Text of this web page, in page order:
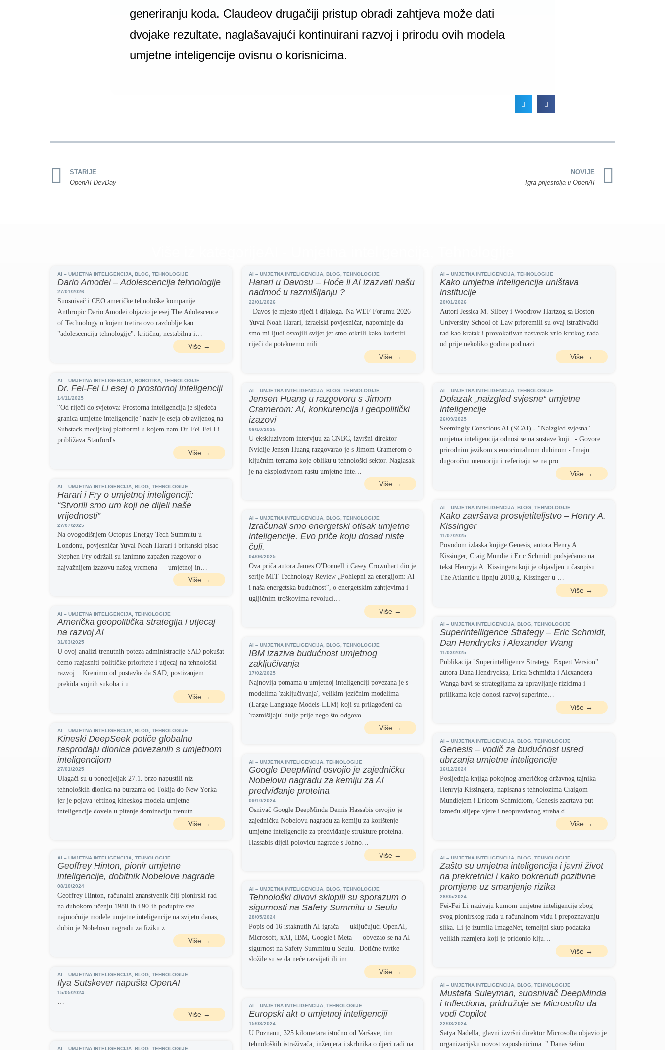
generiranju koda. Claudeov drugačiji pristup obradi zahtjeva može dati
dvojake rezultate, naglašavajući kontinuirani razvoj i prirodu ovih modela
umjetne inteligencije ovisnu o korisnicima.
STARIJE
OpenAI DevDay
NOVIJE
Igra prijestolja u OpenAI
AI – UMJETNA INTELIGENCIJA BLOG TEHNOLOGIJE
Dario Amodei – Adolescencija tehnologije
27/01/2026
Suosnivač i CEO američke tehnološke kompanije
Anthropic Dario Amodei objavio je esej The Adolescence
of Technology u kojem tretira ovo razdoblje kao
"adolescenciju tehnologije": kritičnu, nestabilnu i…
Više →
AI – UMJETNA INTELIGENCIJA, BLOG TEHNOLOGIJE
Harari u Davosu – Hoće li AI izazvati našu
nadmoć u razmišljanju ?
22/01/2026
Davos je mjesto riječi i dijaloga. Na WEF Forumu 2026
Yuval Noah Harari, izraelski povjesničar, napominje da
smo mi ljudi osvojili svijet jer smo otkrili kako koristiti
riječi da potaknemo mili…
Više →
AI – UMJETNA INTELIGENCIJA ,TEHNOLOGIJE
Kako umjetna inteligencija uništava
institucije
20/01/2026
Autori Jessica M. Silbey i Woodrow Hartzog sa Boston
University School of Law pripremili su ovaj istraživački
rad kao kratak i provokativan nastavak vrlo kratkog rada
od prije nekoliko godina pod nazi…
Više →
AI – UMJETNA INTELIGENCIJA ROBOTIKA TEHNOLOGIJE
Dr. Fei-Fei Li esej o prostornoj inteligenciji
14/11/2025
''Od riječi do svjetova: Prostorna inteligencija je sljedeća
granica umjetne inteligencije" naziv je eseja objavljenog na
Substack medijskoj platformi u kojem nam Dr. Fei-Fei Li
približava Stanford's …
Više →
AI – UMJETNA INTELIGENCIJA, BLOG TEHNOLOGIJE
Jensen Huang u razgovoru s Jimom
Cramerom: AI, konkurencija i geopolitički
izazovi
08/10/2025
U ekskluzivnom intervjuu za CNBC, izvršni direktor
Nvidije Jensen Huang razgovarao je s Jimom Cramerom o
ključnim temama koje oblikuju tehnološki sektor. Naglasak
je na eksplozivnom rastu umjetne inte…
Više →
AI – UMJETNA INTELIGENCIJA ,TEHNOLOGIJE
Dolazak „naizgled svjesne“ umjetne
inteligencije
26/09/2025
Seemingly Conscious AI (SCAI) - "Naizgled svjesna"
umjetna inteligencija odnosi se na sustave koji : - Govore
prirodnim jezikom s emocionalnom dubinom - Imaju
dugoročnu memoriju i referiraju se na pro…
Više →
AI – UMJETNA INTELIGENCIJA BLOG TEHNOLOGIJE
Harari i Fry o umjetnoj inteligenciji:
“Stvorili smo um koji ne dijeli naše
vrijednosti”
27/07/2025
Na ovogodišnjem Octopus Energy Tech Summitu u
Londonu, povjesničar Yuval Noah Harari i britanski pisac
Stephen Fry održali su iznimno zapažen razgovor o
najvažnijem izazovu našeg vremena — umjetnoj in…
Više →
AI – UMJETNA INTELIGENCIJA ,BLOG ,TEHNOLOGIJE
Kako završava prosvjetiteljstvo – Henry A.
Kissinger
11/07/2025
Povodom izlaska knjige Genesis, autora Henry A.
Kissinger, Craig Mundie i Eric Schmidt podsjećamo na
tekst Henryja A. Kissingera koji je objavljen u časopisu
The Atlantic u lipnju 2018.g. Kissinger u …
Više →
AI – UMJETNA INTELIGENCIJA, BLOG TEHNOLOGIJE
Izračunali smo energetski otisak umjetne
inteligencije. Evo priče koju dosad niste
čuli.
04/06/2025
Ova priča autora James O'Donnell i Casey Crownhart dio je
serije MIT Technology Review „Pohlepni za energijom: AI
i naša energetska budućnost“, o energetskim zahtjevima i
ugljičnim troškovima revoluci…
Više →
AI – UMJETNA INTELIGENCIJA TEHNOLOGIJE
Američka geopolitička strategija i utjecaj
na razvoj AI
31/03/2025
U ovoj analizi trenutnih poteza administracije SAD pokušat
ćemo razjasniti političke prioritete i utjecaj na tehnološki
razvoj. Krenimo od postavke da SAD, postizanjem
prekida vojnih sukoba i u…
Više →
AI – UMJETNA INTELIGENCIJA ,BLOG ,TEHNOLOGIJE
Superintelligence Strategy – Eric Schmidt,
Dan Hendrycks i Alexander Wang
11/03/2025
Publikacija "Superintelligence Strategy: Expert Version"
autora Dana Hendrycksa, Erica Schmidta i Alexandera
Wanga bavi se strategijama za upravljanje rizicima i
prilikama koje donosi razvoj superinte…
Više →
AI – UMJETNA INTELIGENCIJA, BLOG TEHNOLOGIJE
IBM izaziva budućnost umjetnog
zaključivanja
17/02/2025
Najnovija pomama u umjetnoj inteligenciji povezana je s
modelima 'zaključivanja', velikim jezičnim modelima
(Large Language Models-LLM) koji su prilagođeni da
'razmišljaju' dulje prije nego što odgovo…
Više →
AI – UMJETNA INTELIGENCIJA BLOG TEHNOLOGIJE
Kineski DeepSeek potiče globalnu
rasprodaju dionica povezanih s umjetnom
inteligencijom
27/01/2025
Ulagači su u ponedjeljak 27.1. brzo napustili niz
tehnoloških dionica na burzama od Tokija do New Yorka
jer je pojava jeftinog kineskog modela umjetne
inteligencije dovela u pitanje dominaciju trenutn…
Više →
AI – UMJETNA INTELIGENCIJA ,BLOG ,TEHNOLOGIJE
Genesis – vodič za budućnost usred
ubrzanja umjetne inteligencije
16/12/2024
Posljednja knjiga pokojnog američkog državnog tajnika
Henryja Kissingera, napisana s tehnolozima Craigom
Mundiejem i Ericom Schmidtom, Genesis zacrtava put
između slijepe vjere i neopravdanog straha d…
Više →
AI – UMJETNA INTELIGENCIJA, TEHNOLOGIJE
Google DeepMind osvojio je zajedničku
Nobelovu nagradu za kemiju za AI
predviđanje proteina
09/10/2024
Osnivač Google DeepMinda Demis Hassabis osvojio je
zajedničku Nobelovu nagradu za kemiju za korištenje
umjetne inteligencije za predviđanje strukture proteina.
Hassabis dijeli polovicu nagrade s Johno…
Više →
AI – UMJETNA INTELIGENCIJA TEHNOLOGIJE
Geoffrey Hinton, pionir umjetne
inteligencije, dobitnik Nobelove nagrade
08/10/2024
Geoffrey Hinton, računalni znanstvenik čiji pionirski rad
na dubokom učenju 1980-ih i 90-ih podupire sve
najmoćnije modele umjetne inteligencije na svijetu danas,
dobio je Nobelovu nagradu za fiziku z…
Više →
AI – UMJETNA INTELIGENCIJA ,BLOG ,TEHNOLOGIJE
Zašto su umjetna inteligencija i javni život
na prekretnici i kako pokrenuti pozitivne
promjene uz smanjenje rizika
28/05/2024
Fei-Fei Li nazivaju kumom umjetne inteligencije zbog
svog pionirskog rada u računalnom vidu i prepoznavanju
slika. Li je izumila ImageNet, temeljni skup podataka
velikih razmjera koji je pridonio klju…
Više →
AI – UMJETNA INTELIGENCIJA, BLOG TEHNOLOGIJE
Tehnološki divovi sklopili su sporazum o
sigurnosti na Safety Summitu u Seulu
28/05/2024
Popis od 16 istaknutih AI igrača — uključujući OpenAI,
Microsoft, xAI, IBM, Google i Meta — obvezao se na AI
sigurnost na Safety Summitu u Seulu. Dotične tvrtke
složile su se da neće razvijati ili im…
Više →
AI – UMJETNA INTELIGENCIJA BLOG TEHNOLOGIJE
Ilya Sutskever napušta OpenAI
15/05/2024
…
Više →
AI – UMJETNA INTELIGENCIJA ,BLOG ,TEHNOLOGIJE
Mustafa Suleyman, suosnivač DeepMinda
i Inflectiona, pridružuje se Microsoftu da
vodi Copilot
22/03/2024
Satya Nadella, glavni izvršni direktor Microsofta objavio je
organizacijsku novost zaposlenicima: " Danas želim
AI – UMJETNA INTELIGENCIJA, TEHNOLOGIJE
Europski akt o umjetnoj inteligenciji
15/03/2024
U Poznanu, 325 kilometara istočno od Varšave, tim
tehnoloških istraživača, inženjera i skrbnika o djeci radi na
AI – UMJETNA INTELIGENCIJA BLOG TEHNOLOGIJE